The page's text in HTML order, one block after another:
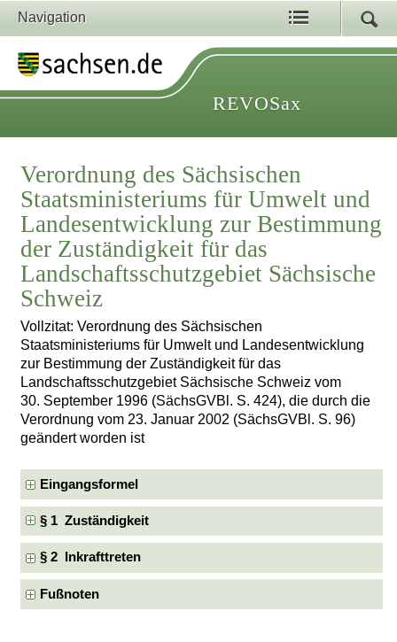
Navigation
REVOSax
Verordnung des Sächsischen
Staatsministeriums für Umwelt und
Landesentwicklung zur Bestimmung
der Zuständigkeit für das
Landschaftsschutzgebiet Sächsische
Schweiz
Vollzitat: Verordnung des Sächsischen
Staatsministeriums für Umwelt und Landesentwicklung
zur Bestimmung der Zuständigkeit für das
Landschaftsschutzgebiet Sächsische Schweiz vom
30. September 1996 (SächsGVBl. S. 424), die durch die
Verordnung vom 23. Januar 2002 (SächsGVBl. S. 96)
geändert worden ist
Eingangsformel
§ 1 Zuständigkeit
§ 2 Inkrafttreten
Fußnoten